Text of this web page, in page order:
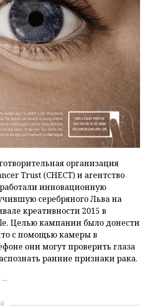
организация
Trust (CHECT) и агентство
инновационную
серебряного Льва на
креативности 2015 в
Целью кампании было донести
с помощью камеры в
они могут проверить глаза
ранние признаки рака.
→